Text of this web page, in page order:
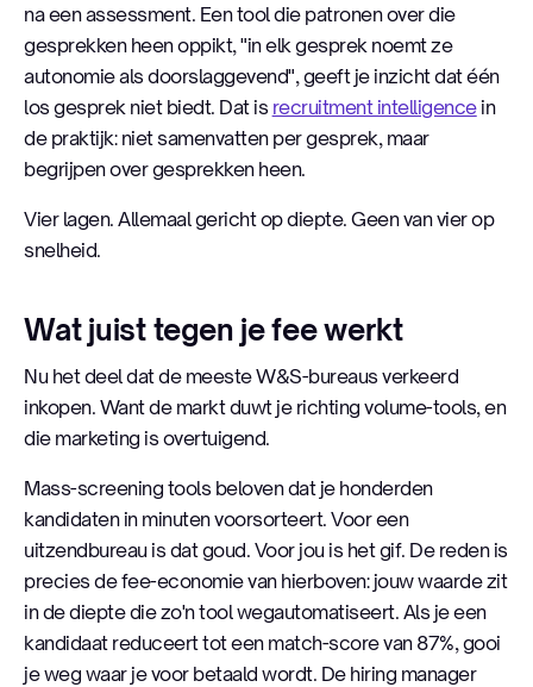
na een assessment. Een tool die patronen over die
gesprekken heen oppikt, "in elk gesprek noemt ze
autonomie als doorslaggevend", geeft je inzicht dat één
los gesprek niet biedt. Dat is recruitment intelligencein
de praktijk: niet samenvatten per gesprek, maar
begrijpen over gesprekken heen.
Vier lagen. Allemaal gericht op diepte. Geen van vier op
snelheid.
Wat juist tegen je fee werkt
Nu het deel dat de meeste W&S-bureaus verkeerd
inkopen. Want de markt duwt je richting volume-tools, en
die marketing is overtuigend.
Mass-screening tools beloven dat je honderden
kandidaten in minuten voorsorteert. Voor een
uitzendbureau is dat goud. Voor jou is het gif. De reden is
precies de fee-economie van hierboven: jouw waarde zit
in de diepte die zo'n tool wegautomatiseert. Als je een
kandidaat reduceert tot een match-score van 87%, gooi
je weg waar je voor betaald wordt. De hiring manager